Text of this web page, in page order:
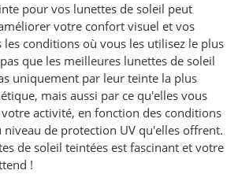
pour vos lunettes de soleil peut
votre confort visuel et vos
les conditions où vous les utilisez le plus
que les meilleures lunettes de soleil
uniquement par leur teinte la plus
mais aussi par ce qu'elles vous
activité, en fonction des conditions
de protection UV qu'elles offrent.
de soleil teintées est fascinant et votre
!